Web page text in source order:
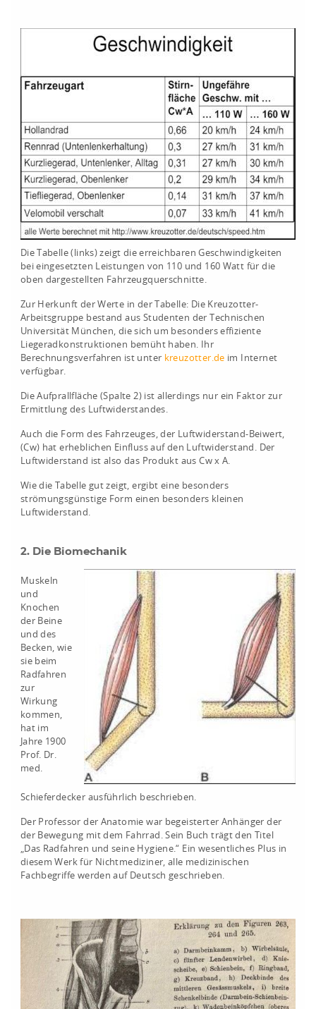
Die Tabelle (links) zeigt die erreichbaren Geschwindigkeiten
bei eingesetzten Leistungen von 110 und 160 Watt für die
oben dargestellten Fahrzeugquerschnitte.
Zur Herkunft der Werte in der Tabelle: Die Kreuzotter-
Arbeitsgruppe bestand aus Studenten der Technischen
Universität München, die sich um besonders effiziente
Liegeradkonstruktionen bemüht haben. Ihr
Berechnungsverfahren ist unter kreuzotter.de im Internet
verfügbar.
Die Aufprallfläche (Spalte 2) ist allerdings nur ein Faktor zur
Ermittlung des Luftwiderstandes.
Auch die Form des Fahrzeuges, der Luftwiderstand-Beiwert,
(Cw) hat erheblichen Einfluss auf den Luftwiderstand. Der
Luftwiderstand ist also das Produkt aus Cw x A.
Wie die Tabelle gut zeigt, ergibt eine besonders
strömungsgünstige Form einen besonders kleinen
Luftwiderstand.
2. Die Biomechanik
Muskeln
und
Knochen
der Beine
und des
Becken, wie
sie beim
Radfahren
zur
Wirkung
kommen,
hat im
Jahre 1900
Prof. Dr.
med.
Schieferdecker ausführlich beschrieben.
Der Professor der Anatomie war begeisterter Anhänger der
der Bewegung mit dem Fahrrad. Sein Buch trägt den Titel
„Das Radfahren und seine Hygiene.“ Ein wesentliches Plus in
diesem Werk für Nichtmediziner, alle medizinischen
Fachbegriffe werden auf Deutsch geschrieben.